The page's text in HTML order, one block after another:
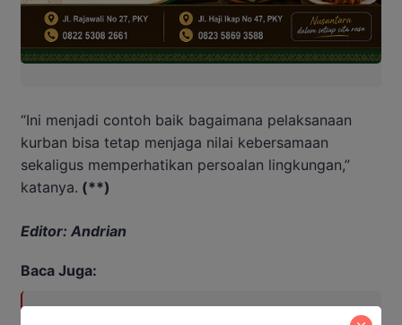
“Ini menjadi contoh baik bagaimana pelaksanaan
kurban bisa tetap menjaga nilai kebersamaan
sekaligus memperhatikan persoalan lingkungan,”
katanya. (**)
Editor: Andrian
Baca Juga: